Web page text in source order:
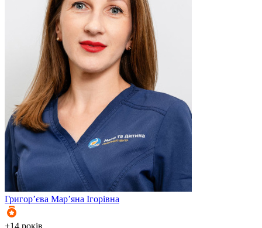
Григор’єва Мар’яна Ігорівна
+14 років